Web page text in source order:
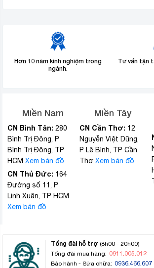
Hơn 10 năm kinh nghiệm trong
ngành.
Tư vấn tận
Miền Nam
CN Bình Tân: 280
Bình Trị Đông, P
Bình Trị Đông, TP
HCM Xem bản đồ
CN Thủ Đức: 164
Đường số 11, P
Linh Xuân, TP HCM
Xem bản đồ
Miền Tây
CN Cần Thơ: 12
Nguyễn Việt Dũng,
P Lê Bình, TP Cần
Thơ Xem bản đồ
Tổng đài hỗ trợ (8h00 - 20h00)
Tổng đài mua hàng: 0911.005.012
Bảo hành - Sửa chữa: 0936.466.607